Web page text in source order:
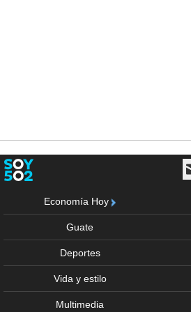
Economía Hoy
Guate
Deportes
Vida y estilo
Multimedia